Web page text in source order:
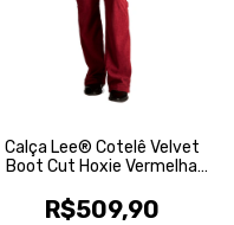
Calça Lee® Cotelê Velvet
Boot Cut Hoxie Vermelha
R$509,90